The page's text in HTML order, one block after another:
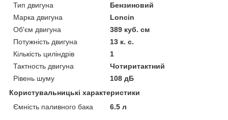
Тип двигуна
Бензиновий
Марка двигуна
Loncin
Об'єм двигуна
389 куб. см
Потужність двигуна
13 к. с.
Кількість циліндрів
1
Тактность двигуна
Чотиритактний
Рівень шуму
108 дБ
Користувальницькі характеристики
Ємність паливного бака
6.5 л